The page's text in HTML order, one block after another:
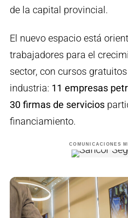
de la capital provincial.
El nuevo espacio está
trabajadores para el
sector, con cursos
industria: 11 empresas
30 firmas de servicios
financiamiento.
COMUNICACIONES